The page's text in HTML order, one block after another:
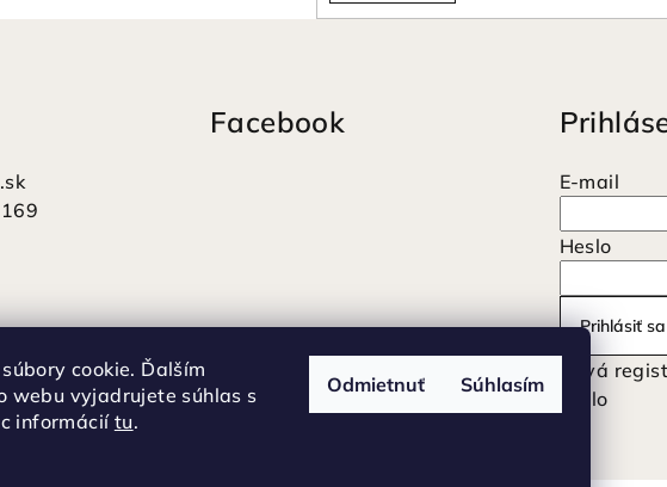
cookie. Ďalším
webu vyjadrujete súhlas s
informácií tu.
Odmietnuť Súhlasím
Facebook
E-mail
Heslo
Prihlásiť sa
Nová
heslo